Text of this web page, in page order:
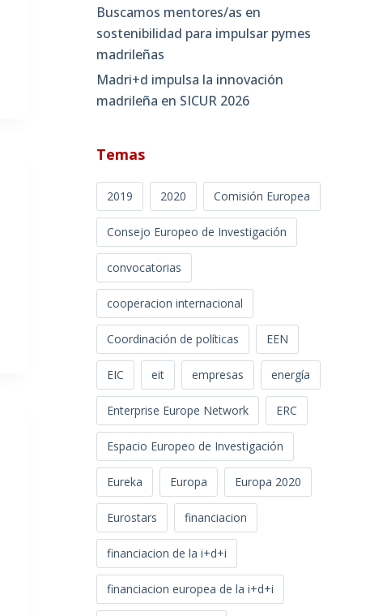
Buscamos mentores/as en
sostenibilidad para impulsar pymes
madrileñas
Madri+d impulsa la innovación
madrileña en SICUR 2026
Temas
2019 2020 Comisión Europea
Consejo Europeo de Investigación
convocatorias
cooperacion internacional
Coordinación de políticas EEN
EIC eit empresas energía
Enterprise Europe Network ERC
Espacio Europeo de Investigación
Eureka Europa Europa 2020
Eurostars financiacion
financiacion de la i+d+i
financiacion europea de la i+d+i